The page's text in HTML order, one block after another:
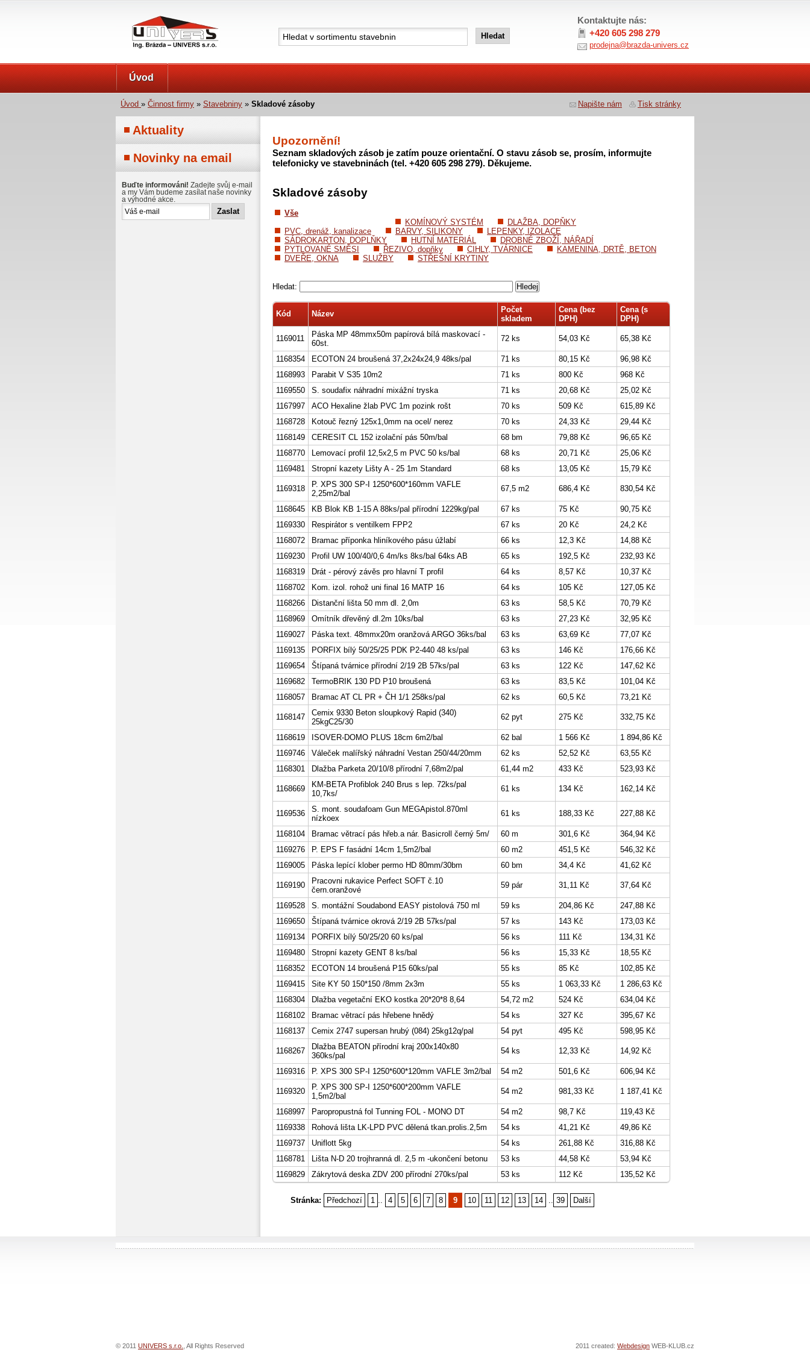
Úvod
Kontaktujte nás:
+420 605 298 279
prodejna@brazda-univers.cz
Úvod » Činnost firmy » Stavebniny » Skladové zásoby Napište nám Tisk stránky
Upozornění!
Seznam skladových zásob je zatím pouze orientační. O stavu zásob se, prosím, informujte
telefonicky ve stavebninách (tel. +420 605 298 279). Děkujeme.
Skladové zásoby
Vše
KOMÍNOVÝ SYSTÉM
DLAŽBA, DOPŇKY
PVC, drenáž, kanalizace
BARVY, SILIKONY
LEPENKY, IZOLACE
SÁDROKARTON, DOPLŇKY
HUTNÍ MATERIÁL
DROBNÉ ZBOŽÍ, NÁŘADÍ
PYTLOVANÉ SMĚSI
ŘEZIVO, dopňky CIHLY, TVÁRNICE
KAMENINA, DRTĚ, BETON
DVEŘE, OKNA
SLUŽBY STŘEŠNÍ KRYTINY
Hledat:
Kód Název
Počet
skladem
Cena (bez
DPH)
Cena (s
DPH)
1169011
Páska MP 48mmx50m papírová bílá maskovací -
60st.
72 ks 54,03 Kč 65,38 Kč
1168354 ECOTON 24 broušená 37,2x24x24,9 48ks/pal 71 ks 80,15 Kč
96,98 Kč
1168993
Parabit V S35 10m2 71 ks 800 Kč
968 Kč
1169550
S. soudafix náhradní mixážní tryska 71 ks 20,68 Kč
25,02 Kč
1167997
ACO Hexaline žlab PVC 1m pozink rošt 70 ks 509 Kč
615,89 Kč
1168728
Kotouč řezný 125x1,0mm na ocel/ nerez 70 ks 24,33 Kč
29,44 Kč
1168149
CERESIT CL 152 izolační pás 50m/bal 68 bm 79,88 Kč
96,65 Kč
1168770
Lemovací profil 12,5x2,5 m PVC 50 ks/bal 68 ks 20,71 Kč
25,06 Kč
1169481
Stropní kazety Lišty A - 25 1m Standard 68 ks 13,05 Kč 15,79 Kč
1169318
P. XPS 300 SP-I 1250*600*160mm VAFLE
2,25m2/bal
67,5 m2 686,4 Kč 830,54 Kč
1168645 KB Blok KB 1-15 A 88ks/pal přírodní 1229kg/pal 67 ks 75 Kč
90,75 Kč
1169330
Respirátor s ventilkem FPP2 67 ks 20 Kč
24,2 Kč
1168072
Bramac příponka hliníkového pásu úžlabí 66 ks 12,3 Kč
14,88 Kč
1169230
Profil UW 100/40/0,6 4m/ks 8ks/bal 64ks AB 65 ks 192,5 Kč
232,93 Kč
1168319
Drát - pérový závěs pro hlavní T profil 64 ks 8,57 Kč
10,37 Kč
1168702
Kom. izol. rohož uni final 16 MATP 16 64 ks 105 Kč
127,05 Kč
1168266
Distanční lišta 50 mm dl. 2,0m 63 ks 58,5 Kč
70,79 Kč
1168969
Omítník dřevěný dl.2m 10ks/bal 63 ks 27,23 Kč
32,95 Kč
1169027
Páska text. 48mmx20m oranžová ARGO 36ks/bal 63 ks 63,69 Kč
77,07 Kč
1169135
PORFIX bílý 50/25/25 PDK P2-440 48 ks/pal 63 ks 146 Kč
176,66 Kč
1169654
Štípaná tvárnice přírodní 2/19 2B 57ks/pal 63 ks 122 Kč
147,62 Kč
1169682
TermoBRIK 130 PD P10 broušená 63 ks 83,5 Kč
101,04 Kč
1168057
Bramac AT CL PR + ČH 1/1 258ks/pal 62 ks 60,5 Kč 73,21 Kč
1168147
Cemix 9330 Beton sloupkový Rapid (340)
25kgC25/30
62 pyt 275 Kč 332,75 Kč
1168619 ISOVER-DOMO PLUS 18cm 6m2/bal 62 bal 1 566 Kč
1 894,86 Kč
1169746
Váleček malířský náhradní Vestan 250/44/20mm 62 ks 52,52 Kč
63,55 Kč
1168301
Dlažba Parketa 20/10/8 přírodní 7,68m2/pal 61,44 m2 433 Kč 523,93 Kč
1168669
KM-BETA Profiblok 240 Brus s lep. 72ks/pal
10,7ks/
61 ks 134 Kč 162,14 Kč
1169536
S. mont. soudafoam Gun MEGApistol.870ml
nízkoex
61 ks 188,33 Kč 227,88 Kč
1168104 Bramac větrací pás hřeb.a nár. Basicroll černý 5m/ 60 m 301,6 Kč
364,94 Kč
1169276
P. EPS F fasádní 14cm 1,5m2/bal 60 m2 451,5 Kč
546,32 Kč
1169005
Páska lepící klober permo HD 80mm/30bm 60 bm 34,4 Kč 41,62 Kč
1169190
Pracovni rukavice Perfect SOFT č.10
čern.oranžové
59 pár 31,11 Kč 37,64 Kč
1169528 S. montážní Soudabond EASY pistolová 750 ml 59 ks 204,86 Kč
247,88 Kč
1169650
Štípaná tvárnice okrová 2/19 2B 57ks/pal 57 ks 143 Kč
173,03 Kč
1169134
PORFIX bílý 50/25/20 60 ks/pal 56 ks 111 Kč
134,31 Kč
1169480
Stropní kazety GENT 8 ks/bal 56 ks 15,33 Kč
18,55 Kč
1168352
ECOTON 14 broušená P15 60ks/pal 55 ks 85 Kč
102,85 Kč
1169415
Site KY 50 150*150 /8mm 2x3m 55 ks 1 063,33 Kč
1 286,63 Kč
1168304
Dlažba vegetační EKO kostka 20*20*8 8,64 54,72 m2 524 Kč
634,04 Kč
1168102
Bramac větrací pás hřebene hnědý 54 ks 327 Kč
395,67 Kč
1168137
Cemix 2747 supersan hrubý (084) 25kg12q/pal 54 pyt 495 Kč 598,95 Kč
1168267
Dlažba BEATON přírodní kraj 200x140x80
360ks/pal
54 ks 12,33 Kč 14,92 Kč
1169316 P. XPS 300 SP-I 1250*600*120mm VAFLE 3m2/bal 54 m2 501,6 Kč 606,94 Kč
1169320
P. XPS 300 SP-I 1250*600*200mm VAFLE
1,5m2/bal
54 m2 981,33 Kč 1 187,41 Kč
1168997 Paropropustná fol Tunning FOL - MONO DT 54 m2 98,7 Kč
119,43 Kč
1169338
Rohová lišta LK-LPD PVC dělená tkan.prolis.2,5m 54 ks 41,21 Kč
49,86 Kč
1169737
Uniflott 5kg 54 ks 261,88 Kč
316,88 Kč
1168781
Lišta N-D 20 trojhranná dl. 2,5 m -ukončení betonu 53 ks 44,58 Kč
53,94 Kč
1169829
Zákrytová deska ZDV 200 přírodní 270ks/pal 53 ks 112 Kč 135,52 Kč
Stránka: Předchozí 1 .. 4 5 6 7 8 9 10 11 12 13 14 .. 39 Další
Aktuality
Novinky na email
Buďte informováni! Zadejte svůj e-mail
a my Vám budeme zasílat naše novinky
a výhodné akce.
© 2011 UNIVERS s.r.o. , All Rights Reserved 2011 created: Webdesign WEB-KLUB.cz